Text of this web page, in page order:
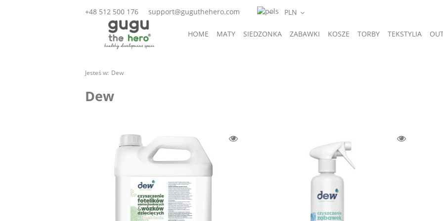
+48 512 500 176 support@guguthehero.com
HOME MATY SIEDZONKA ZABAWKI KOSZE TORBY TEKSTYLIA
Jesteś w: Dew
Dew